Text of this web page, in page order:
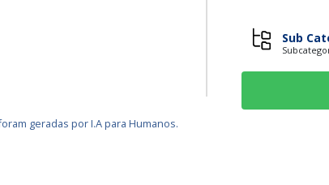
Sub
geradas por I.A para Humanos.